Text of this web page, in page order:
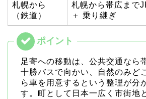
札幌から
（鉄道）
札幌から帯広まで
＋ 乗り継ぎ
足寄への移動は、公共交通なら
十勝バスで向かい、自然のみど
ら車を用意するという整理が分
す。町として日本一広く市街地